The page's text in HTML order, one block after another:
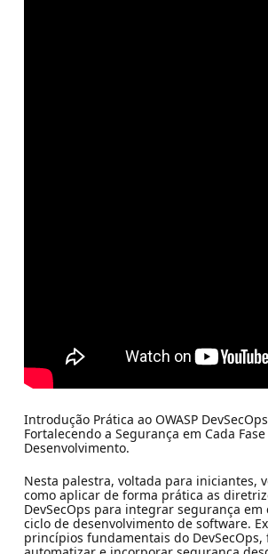
Introdução Prática ao OWASP
Fortalecendo a Segurança em Cada
Desenvolvimento.
Nesta palestra, voltada para iniciantes,
como aplicar de forma prática as
DevSecOps para integrar segurança em
ciclo de desenvolvimento de software.
princípios fundamentais do DevSecOps,